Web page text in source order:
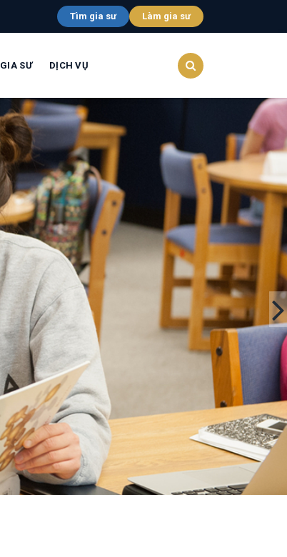
Tìm gia sư Làm gia sư
GIA SƯ DỊCH VỤ